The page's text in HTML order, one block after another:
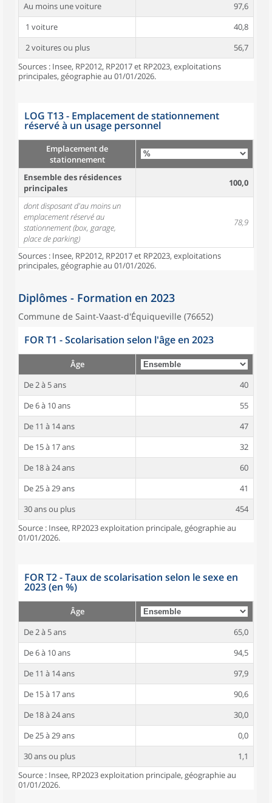
Au moins une voiture
97,6
1 voiture
40,8
2 voitures ou plus
56,7
Sources : Insee, RP2012, RP2017 et RP2023, exploitations
principales, géographie au 01/01/2026.
LOG T13 - Emplacement de stationnement
réservé à un usage personnel
Emplacement de
stationnement
Ensemble des résidences
principales
100,0
dont disposant d'au moins un
emplacement réservé au
stationnement (box, garage,
place de parking)
78,9
Sources : Insee, RP2012, RP2017 et RP2023, exploitations
principales, géographie au 01/01/2026.
Diplômes - Formation en 2023
Commune de Saint-Vaast-d'Équiqueville (76652)
FOR T1 - Scolarisation selon l'âge en 2023
Âge
De 2 à 5 ans
40
De 6 à 10 ans
55
De 11 à 14 ans
47
De 15 à 17 ans
32
De 18 à 24 ans
60
De 25 à 29 ans
41
30 ans ou plus
454
Source : Insee, RP2023 exploitation principale, géographie au
01/01/2026.
FOR T2 - Taux de scolarisation selon le sexe en
2023 (en %)
Âge
De 2 à 5 ans
65,0
De 6 à 10 ans
94,5
De 11 à 14 ans
97,9
De 15 à 17 ans
90,6
De 18 à 24 ans
30,0
De 25 à 29 ans
0,0
30 ans ou plus
1,1
Source : Insee, RP2023 exploitation principale, géographie au
01/01/2026.